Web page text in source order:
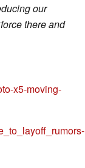
our
there and
x5-moving-